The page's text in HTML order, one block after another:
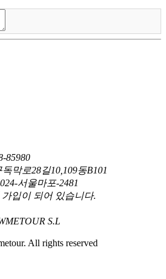
85980
막로28길10,109동B101
서울마포-2481
입이 되어 있습니다.
S.L
All rights reserved